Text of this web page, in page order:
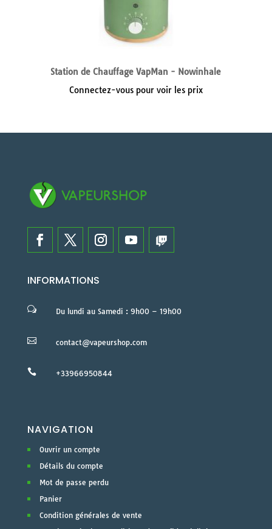
Station de Chauffage VapMan - Nowinhale
Connectez-vous pour voir les prix
INFORMATIONS
w Du lundi au Samedi : 9h00 – 19h00
 contact@vapeurshop.com
 +33966950844
NAVIGATION
Ouvrir un compte
Détails du compte
Mot de passe perdu
Panier
Condition générales de vente